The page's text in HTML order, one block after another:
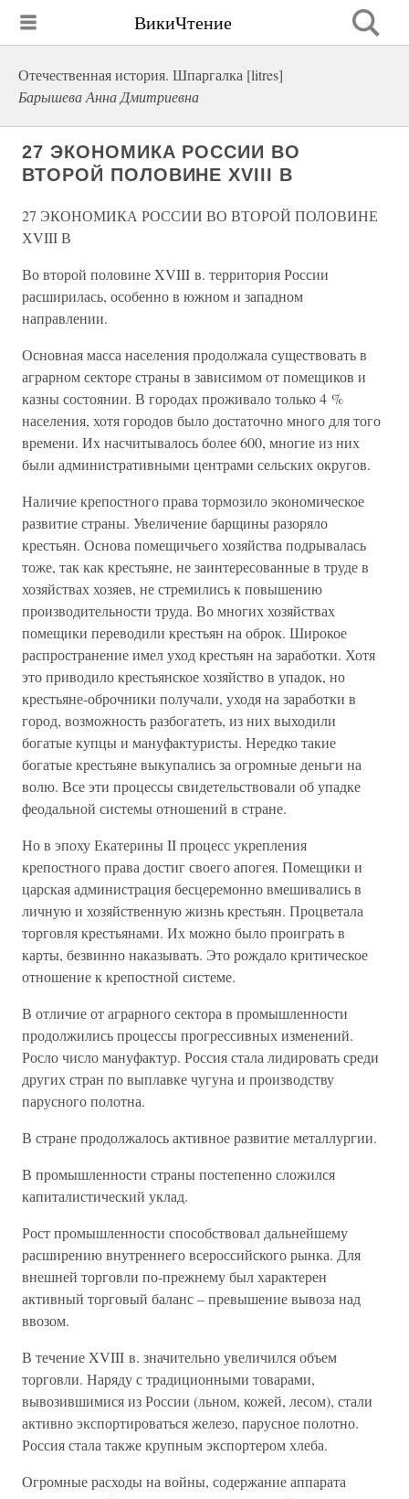
ВикиЧтение
Отечественная история. Шпаргалка [litres]
Барышева Анна Дмитриевна
27 ЭКОНОМИКА РОССИИ ВО
ВТОРОЙ ПОЛОВИНЕ ХVIII В
27 ЭКОНОМИКА РОССИИ ВО ВТОРОЙ ПОЛОВИНЕ
ХVIII В
Во второй половине XVIII в. территория России
расширилась, особенно в южном и западном
направлении.
Основная масса населения продолжала существовать в
аграрном секторе страны в зависимом от помещиков и
казны состоянии. В городах проживало только 4 %
населения, хотя городов было достаточно много для того
времени. Их насчитывалось более 600, многие из них
были административными центрами сельских округов.
Наличие крепостного права тормозило экономическое
развитие страны. Увеличение барщины разоряло
крестьян. Основа помещичьего хозяйства подрывалась
тоже, так как крестьяне, не заинтересованные в труде в
хозяйствах хозяев, не стремились к повышению
производительности труда. Во многих хозяйствах
помещики переводили крестьян на оброк. Широкое
распространение имел уход крестьян на заработки. Хотя
это приводило крестьянское хозяйство в упадок, но
крестьяне-оброчники получали, уходя на заработки в
город, возможность разбогатеть, из них выходили
богатые купцы и мануфактуристы. Нередко такие
богатые крестьяне выкупались за огромные деньги на
волю. Все эти процессы свидетельствовали об упадке
феодальной системы отношений в стране.
Но в эпоху Екатерины II процесс укрепления
крепостного права достиг своего апогея. Помещики и
царская администрация бесцеремонно вмешивались в
личную и хозяйственную жизнь крестьян. Процветала
торговля крестьянами. Их можно было проиграть в
карты, безвинно наказывать. Это рождало критическое
отношение к крепостной системе.
В отличие от аграрного сектора в промышленности
продолжились процессы прогрессивных изменений.
Росло число мануфактур. Россия стала лидировать среди
других стран по выплавке чугуна и производству
парусного полотна.
В стране продолжалось активное развитие металлургии.
В промышленности страны постепенно сложился
капиталистический уклад.
Рост промышленности способствовал дальнейшему
расширению внутреннего всероссийского рынка. Для
внешней торговли по-прежнему был характерен
активный торговый баланс – превышение вывоза над
ввозом.
В течение XVIII в. значительно увеличился объем
торговли. Наряду с традиционными товарами,
вывозившимися из России (льном, кожей, лесом), стали
активно экспортироваться железо, парусное полотно.
Россия стала также крупным экспортером хлеба.
Огромные расходы на войны, содержание аппарата